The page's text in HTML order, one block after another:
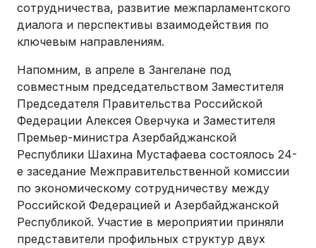
сотрудничества, развитие межпарламентского
диалога и перспективы взаимодействия по
ключевым направлениям.
Напомним, в апреле в Зангелане под
совместным председательством Заместителя
Председателя Правительства Российской
Федерации Алексея Оверчука и Заместителя
Премьер-министра Азербайджанской
Республики Шахина Мустафаева состоялось 24-
е заседание Межправительственной комиссии
по экономическому сотрудничеству между
Российской Федерацией и Азербайджанской
Республикой. Участие в мероприятии приняли
представители профильных структур двух